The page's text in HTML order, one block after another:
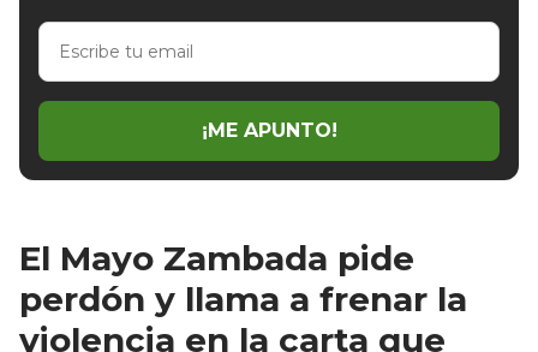
Escribe
email
¡ME APUNTO!
El Mayo Zambada pide
perdón y llama a frenar la
violencia en la carta que